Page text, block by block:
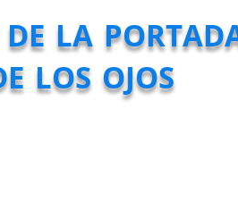
de la
los ojos